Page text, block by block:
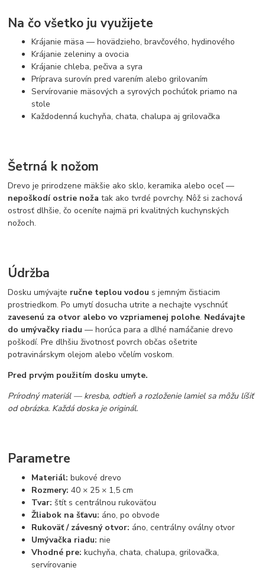
Na čo všetko ju využijete
Krájanie mäsa — hovädzieho, bravčového, hydinového
Krájanie zeleniny a ovocia
Krájanie chleba, pečiva a syra
Príprava surovín pred varením alebo grilovaním
Servírovanie mäsových a syrových pochúťok priamo na
stole
Každodenná kuchyňa, chata, chalupa aj grilovačka
Šetrná k nožom
Drevo je prirodzene mäkšie ako sklo, keramika alebo oceľ —
nepoškodí ostrie noža tak ako tvrdé povrchy. Nôž si zachová
ostrosť dlhšie, čo oceníte najmä pri kvalitných kuchynských
nožoch.
Údržba
Dosku umývajte ručne teplou vodou s jemným čistiacim
prostriedkom. Po umytí dosucha utrite a nechajte vyschnúť
zavesenú za otvor alebo vo vzpriamenej polohe. Nedávajte
do umývačky riadu — horúca para a dlhé namáčanie drevo
poškodí. Pre dlhšiu životnosť povrch občas ošetrite
potravinárskym olejom alebo včelím voskom.
Pred prvým použitím dosku umyte.
Prírodný materiál — kresba, odtieň a rozloženie lamiel sa môžu líšiť
od obrázka. Každá doska je originál.
Parametre
Materiál: bukové drevo
Rozmery: 40 × 25 × 1,5 cm
Tvar: štít s centrálnou rukoväťou
Žliabok na šťavu: áno, po obvode
Rukoväť / závesný otvor: áno, centrálny oválny otvor
Umývačka riadu: nie
Vhodné pre: kuchyňa, chata, chalupa, grilovačka,
servírovanie